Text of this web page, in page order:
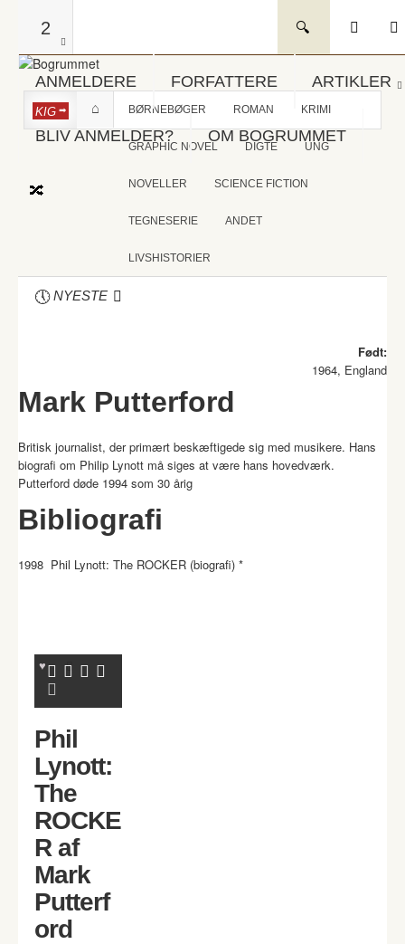
2
ANMELDERE FORFATTERE ARTIKLER
BLIV ANMELDER? OM BOGRUMMET
KIG BØRNEBØGER ROMAN KRIMI
GRAPHIC NOVEL DIGTE UNG
NOVELLER SCIENCE FICTION
TEGNESERIE ANDET
LIVSHISTORIER
NYESTE
Født:
1964, England
Mark Putterford
Britisk journalist, der primært beskæftigede sig med musikere. Hans
biografi om Philip Lynott må siges at være hans hovedværk.
Putterford døde 1994 som 30 årig
Bibliografi
1998 Phil Lynott: The ROCKER (biografi) *
Phil
Lynott:
The
ROCKE
R af
Mark
Putterf
ord